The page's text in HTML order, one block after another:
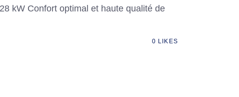
kW Confort optimal et haute qualité de
0 LIKES